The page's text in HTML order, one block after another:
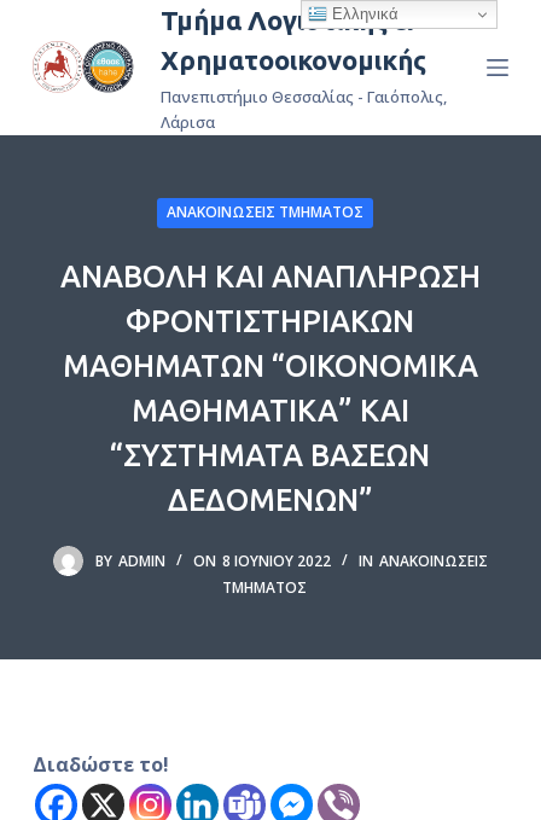
ε
ν
Τμήμα Λογιστικής &
Χρηματοοικονομικής
Πανεπιστήμιο Θεσσαλίας - Γαιόπολις,
Λάρισα
ΑΝΑΚΟΙΝΏΣΕΙΣ ΤΜΉΜΑΤΟΣ
ΑΝΑΒΟΛΗ ΚΑΙ ΑΝΑΠΛΗΡΩΣΗ
ΦΡΟΝΤΙΣΤΗΡΙΑΚΩΝ
ΜΑΘΗΜΑΤΩΝ “ΟΙΚΟΝΟΜΙΚΑ
ΜΑΘΗΜΑΤΙΚΑ” ΚΑΙ
“ΣΥΣΤΗΜΑΤΑ ΒΑΣΕΩΝ
ΔΕΔΟΜΕΝΩΝ”
BY ADMIN ON 8 ΙΟΥΝΊΟΥ 2022 IN ΑΝΑΚΟΙΝΏΣΕΙΣ
ΤΜΉΜΑΤΟΣ
Διαδώστε το!
Ελληνικά